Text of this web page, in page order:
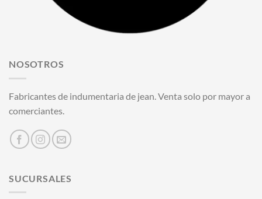
NOSOTROS
Fabricantes de indumentaria de jean. Venta solo por mayor a
comerciantes.
SUCURSALES